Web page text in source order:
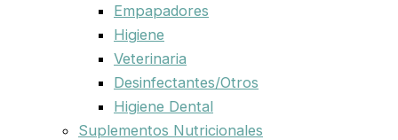
Empapadores
Higiene
Veterinaria
Desinfectantes/Otros
Higiene Dental
Suplementos Nutricionales